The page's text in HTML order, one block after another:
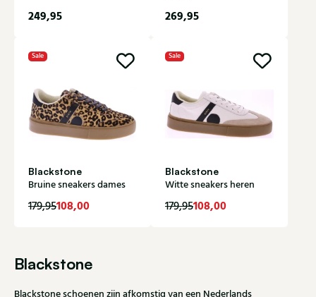
249,95 269,95
Sale
Blackstone
Bruine sneakers dames
179,95108,00
Sale
Blackstone
Witte sneakers heren
179,95108,00
Blackstone
Blackstone schoenen zijn afkomstig van een Nederlands